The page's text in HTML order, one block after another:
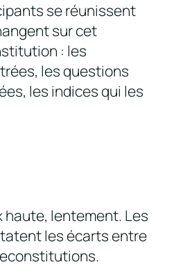
se réunissent
sur cet
: les
les questions
les indices qui les
haute, lentement. Les
les écarts entre